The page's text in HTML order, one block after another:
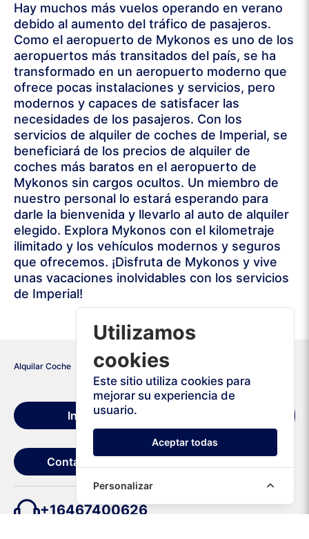
Hay muchos más vuelos operando en verano
debido al aumento del tráfico de pasajeros.
Como el aeropuerto de Mykonos es uno de los
aeropuertos más transitados del país, se ha
transformado en un aeropuerto moderno que
ofrece pocas instalaciones y servicios, pero
modernos y capaces de satisfacer las
necesidades de los pasajeros. Con los
servicios de alquiler de coches de Imperial, se
beneficiará de los precios de alquiler de
coches más baratos en el aeropuerto de
Mykonos sin cargos ocultos. Un miembro de
nuestro personal lo estará esperando para
darle la bienvenida y llevarlo al auto de alquiler
elegido. Explora Mykonos con el kilometraje
ilimitado y los vehículos modernos y seguros
que ofrecemos. ¡Disfruta de Mykonos y vive
unas vacaciones inolvidables con los servicios
de Imperial!
Alquilar Coche Grecia Mykonos
Inicio
Contáctanos
+16467400626
Utilizamos
cookies
Este sitio utiliza cookies para
mejorar su experiencia de
usuario.
Aceptar todas
Personalizar